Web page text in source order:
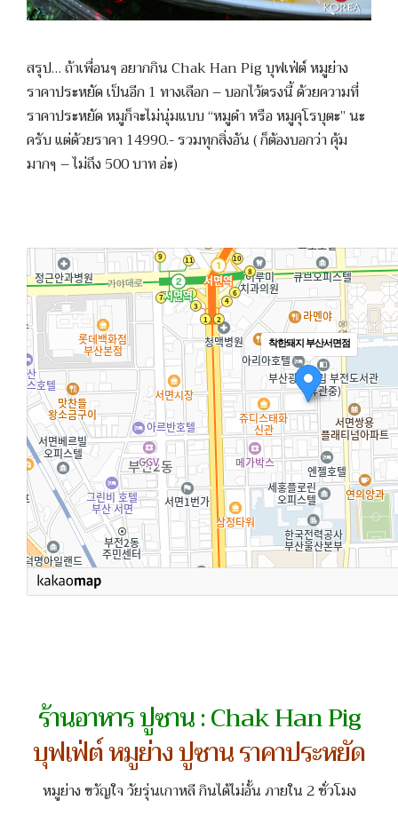
สรุป… ถ้าเพื่อนๆ อยากกิน Chak Han Pig บุฟเฟ่ต์ หมูย่าง
ราคาประหยัด เป็นอีก 1 ทางเลือก – บอกไว้ตรงนี้ ด้วยความที่
ราคาประหยัด หมูก็จะไม่นุ่มแบบ “หมูดำ หรือ หมูคุโรบุตะ” นะ
ครับ แต่ด้วยราคา 14990.- รวมทุกสิ่งอัน ( ก็ต้องบอกว่า คุ้ม
มากๆ – ไม่ถึง 500 บาท อ่ะ)
착한돼지 부산서면점
ร้านอาหาร ปูซาน : Chak Han Pig
บุฟเฟ่ต์ หมูย่าง ปูซาน ราคาประหยัด
หมูย่าง ขวัญใจ วัยรุ่นเกาหลี กินได้ไม่อั้น ภายใน 2 ชั่วโมง